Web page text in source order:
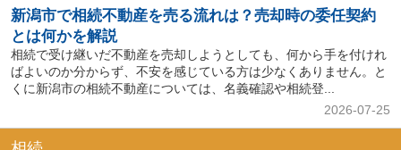
新潟市で相続不動産を売る流れは？売却時の委任契約
とは何かを解説
相続で受け継いだ不動産を売却しようとしても、何から手を付けれ
ばよいのか分からず、不安を感じている方は少なくありません。と
くに新潟市の相続不動産については、名義確認や相続登...
2026-07-25